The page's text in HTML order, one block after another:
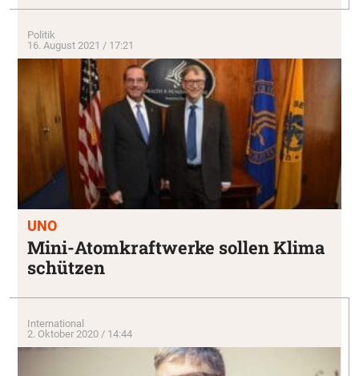
Politik
16. August 2021 / 17:21
UNO
Mini-Atomkraftwerke sollen Klima
schützen
International
2. Oktober 2020 / 14:44